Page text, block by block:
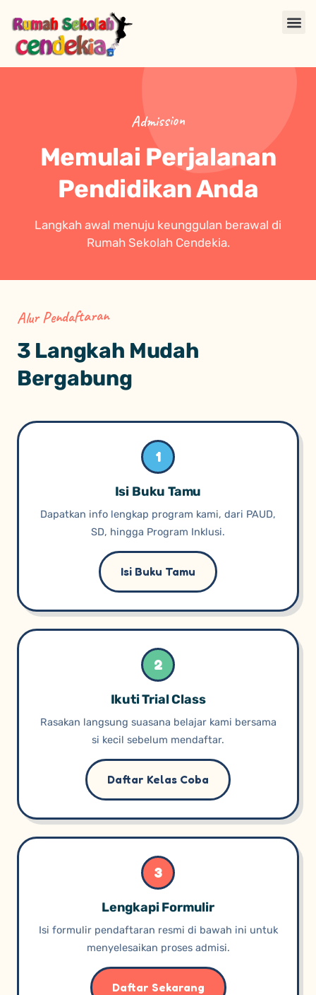
Admission
Memulai Perjalanan
Pendidikan Anda
Langkah awal menuju keunggulan berawal di
Rumah Sekolah Cendekia.
Alur Pendaftaran
3 Langkah Mudah
Bergabung
1
Isi Buku Tamu
Dapatkan info lengkap program kami, dari PAUD,
SD, hingga Program Inklusi.
Isi Buku Tamu
2
Ikuti Trial Class
Rasakan langsung suasana belajar kami bersama
si kecil sebelum mendaftar.
Daftar Kelas Coba
3
Lengkapi Formulir
Isi formulir pendaftaran resmi di bawah ini untuk
menyelesaikan proses admisi.
Daftar Sekarang